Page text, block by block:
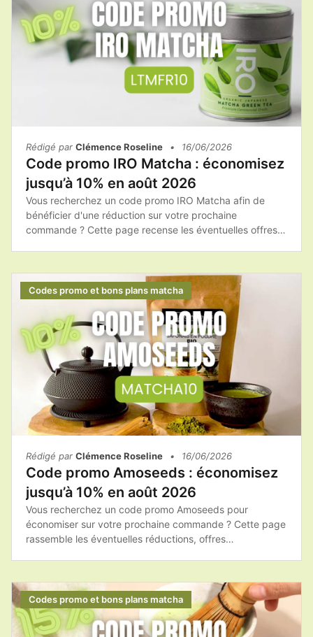
Rédigé par Clémence Roseline • 16/06/2026
Code promo IRO Matcha : économisez
jusqu’à 10% en août 2026
Vous recherchez un code promo IRO Matcha afin de
bénéficier d'une réduction sur votre prochaine
commande ? Cette page recense les éventuelles offres
de passer commande, il est toujours intéressant de
vérifier si une promotion ou un code de réduction est
disponible afin de réaliser des économies.
Codes promo et bons plans matcha
Rédigé par Clémence Roseline • 16/06/2026
Code promo Amoseeds : économisez
jusqu’à 10% en août 2026
Vous recherchez un code promo Amoseeds pour
économiser sur votre prochaine commande ? Cette page
rassemble les éventuelles réductions, offres
souhaitiez commander du matcha, des superaliments bio
ou des compléments alimentaires naturels, il est toujours
intéressant de vérifier les promotions disponibles avant
de finaliser votre achat.
Codes promo et bons plans matcha